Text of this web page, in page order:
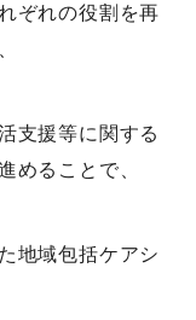
ぞれの役割を再
支援等に関する
めることで、
地域包括ケアシ